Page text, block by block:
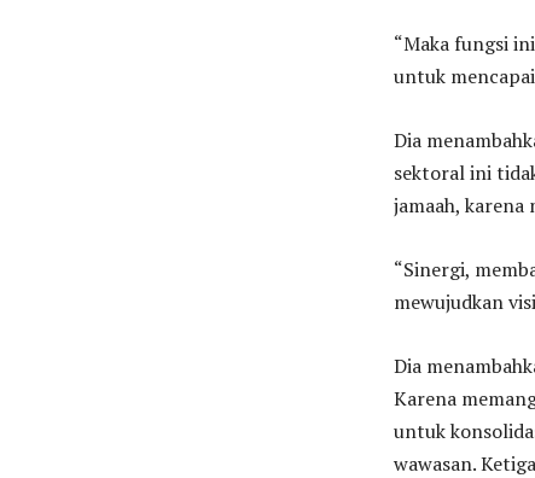
“Maka fungsi
untuk
Dia
sektoral ini
jamaah, karena
“Sinergi,
mewujudkan
Dia
Karena
untuk
wawasan.